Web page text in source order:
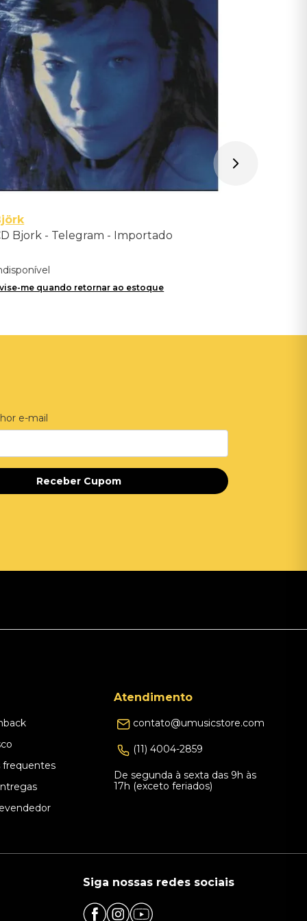
Bjork - Telegram - Importado
me quando retornar ao estoque
e-mail
Receber Cupom
frequentes
Atendimento
contato@umusicstore.com
(11) 4004-2859
De segunda à sexta das 9h às
17h (exceto feriados)
Siga nossas redes sociais